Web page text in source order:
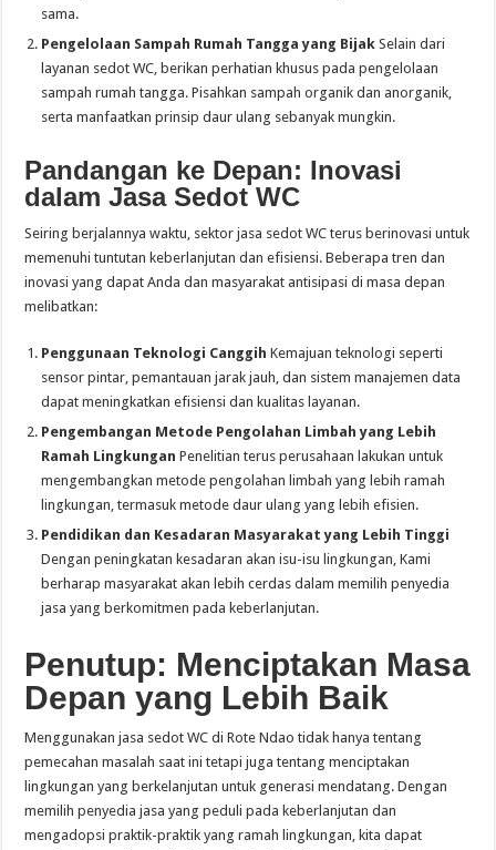
sama.
Pengelolaan Sampah Rumah Tangga yang Bijak Selain dari
layanan sedot WC, berikan perhatian khusus pada pengelolaan
sampah rumah tangga. Pisahkan sampah organik dan anorganik,
serta manfaatkan prinsip daur ulang sebanyak mungkin.
Pandangan ke Depan: Inovasi
dalam Jasa Sedot WC
Seiring berjalannya waktu, sektor jasa sedot WC terus berinovasi untuk
memenuhi tuntutan keberlanjutan dan efisiensi. Beberapa tren dan
inovasi yang dapat Anda dan masyarakat antisipasi di masa depan
melibatkan:
Penggunaan Teknologi Canggih Kemajuan teknologi seperti
sensor pintar, pemantauan jarak jauh, dan sistem manajemen data
dapat meningkatkan efisiensi dan kualitas layanan.
Pengembangan Metode Pengolahan Limbah yang Lebih
Ramah Lingkungan Penelitian terus perusahaan lakukan untuk
mengembangkan metode pengolahan limbah yang lebih ramah
lingkungan, termasuk metode daur ulang yang lebih efisien.
Pendidikan dan Kesadaran Masyarakat yang Lebih Tinggi
Dengan peningkatan kesadaran akan isu-isu lingkungan, Kami
berharap masyarakat akan lebih cerdas dalam memilih penyedia
jasa yang berkomitmen pada keberlanjutan.
Penutup: Menciptakan Masa
Depan yang Lebih Baik
Menggunakan jasa sedot WC di Rote Ndao tidak hanya tentang
pemecahan masalah saat ini tetapi juga tentang menciptakan
lingkungan yang berkelanjutan untuk generasi mendatang. Dengan
memilih penyedia jasa yang peduli pada keberlanjutan dan
mengadopsi praktik-praktik yang ramah lingkungan, kita dapat